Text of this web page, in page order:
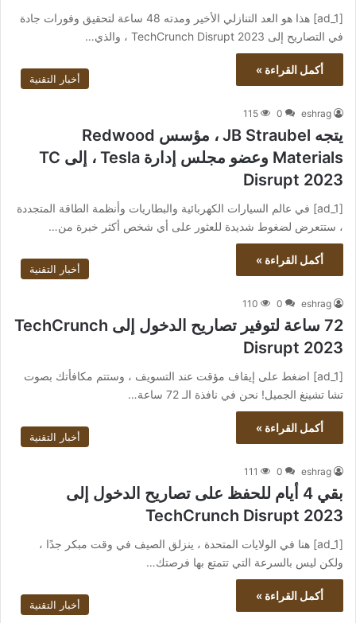
[ad_1] هذا هو العد التنازلي الأخير ومدته 48 ساعة لتحقيق وفورات جادة
في التصاريح إلى TechCrunch Disrupt 2023 ، والذي…
أكمل القراءة »
أخبار التقنية
eshrag
0
115
يتجه JB Straubel ، مؤسس Redwood
Materials وعضو مجلس إدارة Tesla ، إلى TC
Disrupt 2023
[ad_1] في عالم السيارات الكهربائية والبطاريات وأنظمة الطاقة المتجددة
، ستتعرض لضغوط شديدة للعثور على أي شخص أكثر خبرة من…
أكمل القراءة »
أخبار التقنية
eshrag
0
110
72 ساعة لتوفير تصاريح الدخول إلى TechCrunch
Disrupt 2023
[ad_1] اضغط على إيقاف مؤقت عند التسويف ، وستتم مكافأتك بصوت
تشا تشينغ الجميل! نحن في نافذة الـ 72 ساعة…
أكمل القراءة »
أخبار التقنية
eshrag
0
111
بقي 4 أيام للحفظ على تصاريح الدخول إلى
TechCrunch Disrupt 2023
[ad_1] هنا في الولايات المتحدة ، ينزلق الصيف في وقت مبكر جدًا ،
ولكن ليس بالسرعة التي تتمتع بها فرصتك…
أكمل القراءة »
أخبار التقنية